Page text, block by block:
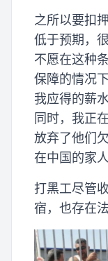
之所以要扣
低于预期，
不愿在这种
保障的情况
我应得的薪
同时，我正
放弃了他们
在中国的家
打黑工尽管
宿，也存在